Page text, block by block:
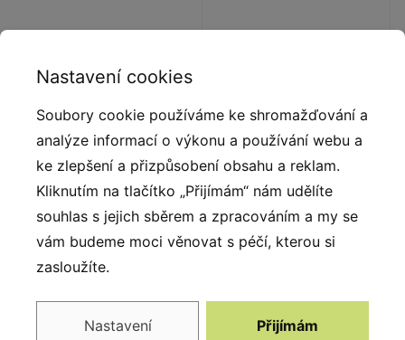
Lezecká sestava
BU-1719 inox
Řetězová
3018
Nastavení cookies
Soubory cookie používáme ke shromažďování a
analýze informací o výkonu a používání webu a
ke zlepšení a přizpůsobení obsahu a reklam.
Kliknutím na tlačítko „Přijímám“ nám udělíte
souhlas s jejich sběrem a zpracováním a my se
vám budeme moci věnovat s péčí, kterou si
zasloužíte.
Nastavení Přijímám